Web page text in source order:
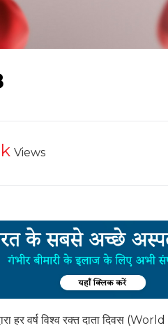
Views
हर वर्ष विश्व रक्त दाता दिवस